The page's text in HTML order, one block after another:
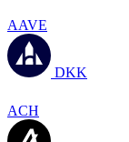
AAVE
DKK
ACH